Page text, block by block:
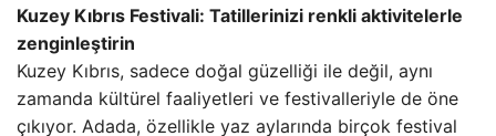
Kuzey Kıbrıs Festivali: Tatillerinizi renkli aktivitelerle
zenginleştirin
Kuzey Kıbrıs, sadece doğal güzelliği ile değil, aynı
zamanda kültürel faaliyetleri ve festivalleriyle de öne
çıkıyor. Adada, özellikle yaz aylarında birçok festival